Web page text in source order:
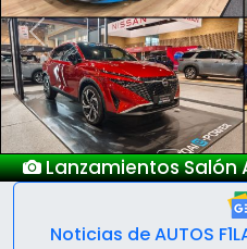
Nuevo
Previous
Noticias de AUTOS